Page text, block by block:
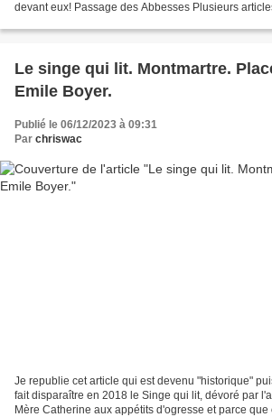
devant eux! Passage des Abbesses Plusieurs
Le singe qui lit. Montmartre.
Emile Boyer.
Publié le 06/12/2023 à 09:31
Par chriswac
Je republie cet article qui est devenu "historique"
fait disparaître en 2018 le Singe qui lit, dévoré par
Mère Catherine aux appétits d'ogresse et parce que